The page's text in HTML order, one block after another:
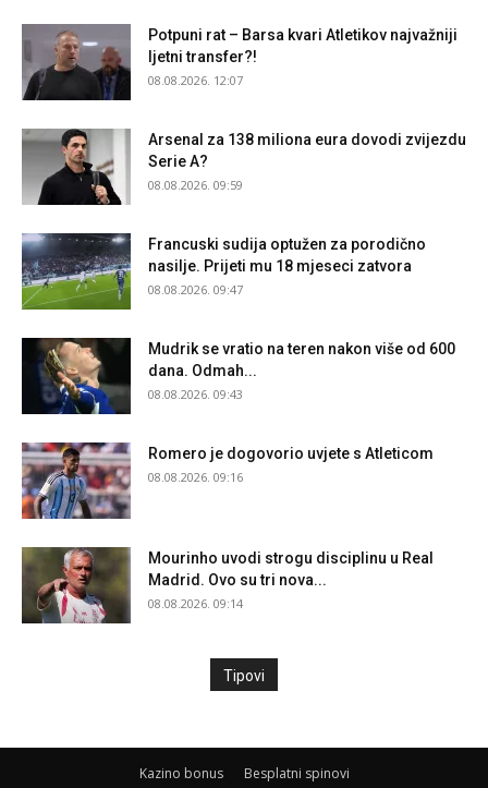
Potpuni rat – Barsa kvari Atletikov najvažniji
ljetni transfer?!
08.08.2026. 12:07
Arsenal za 138 miliona eura dovodi zvijezdu
Serie A?
08.08.2026. 09:59
Francuski sudija optužen za porodično
nasilje. Prijeti mu 18 mjeseci zatvora
08.08.2026. 09:47
Mudrik se vratio na teren nakon više od 600
dana. Odmah...
08.08.2026. 09:43
Romero je dogovorio uvjete s Atleticom
08.08.2026. 09:16
Mourinho uvodi strogu disciplinu u Real
Madrid. Ovo su tri nova...
08.08.2026. 09:14
Tipovi
Kazino bonus Besplatni spinovi